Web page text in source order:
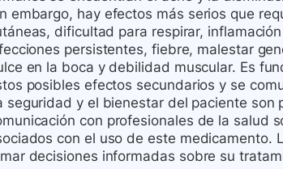
embargo, hay efectos más serios que
dificultad para respirar,
persistentes, fiebre, malestar
en la boca y debilidad muscular. Es
posibles efectos secundarios y se
seguridad y el bienestar del paciente son
con profesionales de la salud
con el uso de este medicamento.
decisiones informadas sobre su